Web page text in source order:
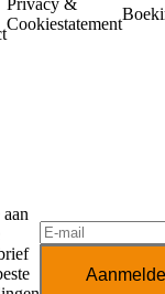
Cookiestatement